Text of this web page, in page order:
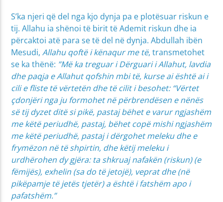
S’ka njeri që del nga kjo dynja pa e plotësuar riskun e
tij. Allahu ia shënoi të birit të Ademit riskun dhe ia
përcaktoi atë para se të del në dynja. Abdullah ibën
Mesudi,Allahu qoftë i kënaqur me të, transmetohet
se ka thënë: ”Më ka treguar i Dërguari i Allahut, lavdia
dhe paqja e Allahut qofshin mbi të, kurse ai është ai i
cili e fliste të vërtetën dhe të cilit i besohet: “Vërtet
çdonjëri nga ju formohet në përbrendësen e nënës
së tij dyzet ditë si pikë, pastaj bëhet e varur ngjashëm
me këtë periudhë, pastaj, bëhet copë mishi ngjashëm
me këtë periudhë, pastaj i dërgohet meleku dhe e
frymëzon në të shpirtin, dhe këtij meleku i
urdhërohen dy gjëra: ta shkruaj nafakën (riskun) (e
fëmijës), exhelin (sa do të jetojë), veprat dhe (në
pikëpamje të jetës tjetër) a është i fatshëm apo i
pafatshëm.”